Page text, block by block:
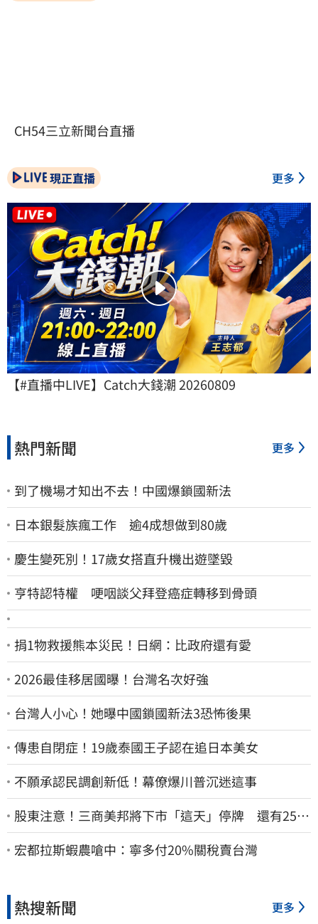
CH54三立新聞台直播
現正直播 更多
【#直播中LIVE】Catch大錢潮 20260809
熱門新聞 更多
到了機場才知出不去！中國爆鎖國新法
日本銀髮族瘋工作 逾4成想做到80歲
慶生變死別！17歲女搭直升機出遊墜毀
亨特認特權 哽咽談父拜登癌症轉移到骨頭
捐1物救援熊本災民！日網：比政府還有愛
2026最佳移居國曝！台灣名次好強
台灣人小心！她曝中國鎖國新法3恐怖後果
傳患自閉症！19歲泰國王子認在追日本美女
不願承認民調創新低！幕僚爆川普沉迷這事
股東注意！三商美邦將下市「這天」停牌 還有252
名千張大戶
宏都拉斯蝦農嗆中：寧多付20%關稅賣台灣
熱搜新聞 更多